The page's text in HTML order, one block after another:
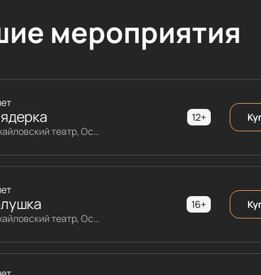
мероприятия
Михайловский театр, Основная сцена
12+
Михайловский театр, Основная сцена
16+